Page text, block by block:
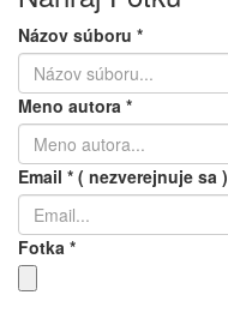
Názov súboru *
Meno autora *
Email * ( nezverejnuje sa )
Fotka *